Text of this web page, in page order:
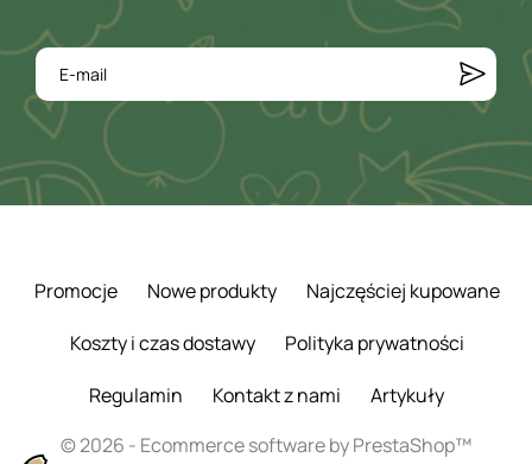
Promocje Nowe produkty
Najczęściej kupowane
Koszty i czas dostawy
Polityka prywatności
Regulamin
Kontakt z nami
Artykuły
© 2026 - Ecommerce software by PrestaShop™